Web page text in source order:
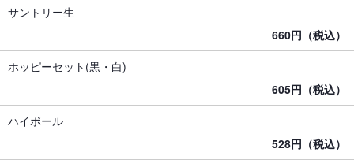
サントリー生
660円（税込）
ホッピーセット(黒・白)
605円（税込）
ハイボール
528円（税込）